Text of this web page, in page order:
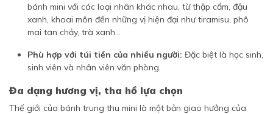
bánh mini với các loại nhân khác nhau, từ thập cẩm, đậu
xanh, khoai môn đến những vị hiện đại như tiramisu, phô
mai tan chảy, trà xanh...
Phù hợp với túi tiền của nhiều người: Đặc biệt là học sinh,
sinh viên và nhân viên văn phòng.
Đa dạng hương vị, tha hồ lựa chọn
Thế giới của bánh trung thu mini là một bản giao hưởng của